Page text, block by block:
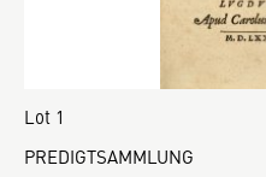
Lot 1
PREDIGTSAMMLUNG